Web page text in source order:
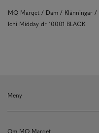
MQ Marqet Dam Klänningar
Ichi Midday dr 10001 BLACK
Meny
Om MQ Marqet